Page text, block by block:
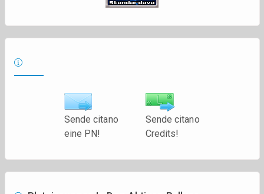
Sende citano
eine PN!
Sende citano
Credits!